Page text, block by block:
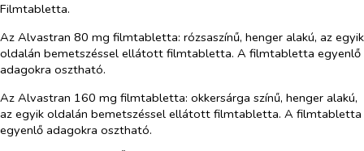
Filmtabletta.
Az Alvastran 80 mg filmtabletta: rózsaszínű, henger alakú, az egyik
oldalán bemetszéssel ellátott filmtabletta. A filmtabletta egyenlő
adagokra osztható.
Az Alvastran 160 mg filmtabletta: okkersárga színű, henger alakú,
az egyik oldalán bemetszéssel ellátott filmtabletta. A filmtabletta
egyenlő adagokra osztható.